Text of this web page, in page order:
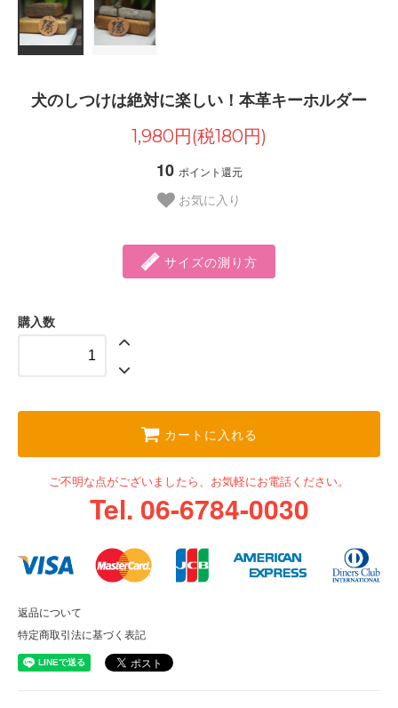
犬のしつけは絶対に楽しい！本革キーホルダー
1,980円(税180円)
10 ポイント還元
お気に入り
サイズの測り方
購入数
カートに入れる
ご不明な点がございましたら、お気軽にお電話ください。
Tel. 06-6784-0030
返品について
特定商取引法に基づく表記